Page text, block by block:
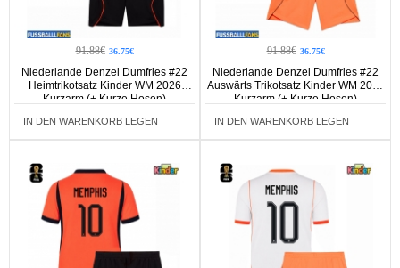
91.88€ 36.75€
Niederlande Denzel Dumfries #22
Heimtrikotsatz Kinder WM 2026
Kurzarm (+ Kurze Hosen)
IN DEN WARENKORB LEGEN
91.88€ 36.75€
Niederlande Denzel Dumfries #22
Auswärts Trikotsatz Kinder WM 2026
Kurzarm (+ Kurze Hosen)
IN DEN WARENKORB LEGEN